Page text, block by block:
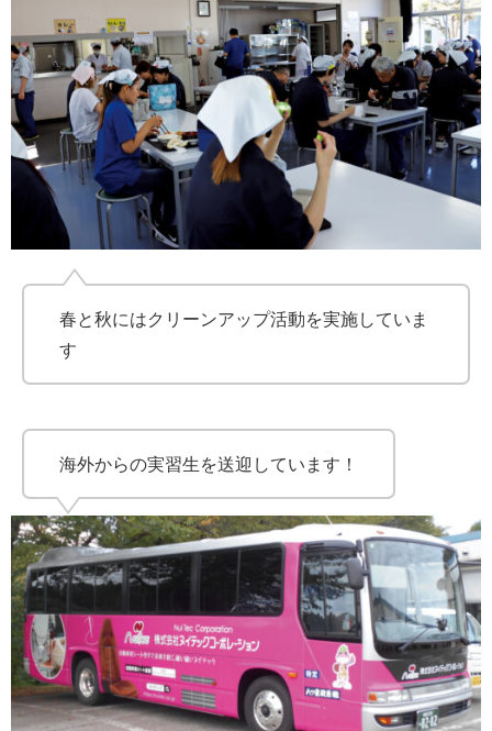
春と秋にはクリーンアップ活動を実施していま
す
海外からの実習生を送迎しています！